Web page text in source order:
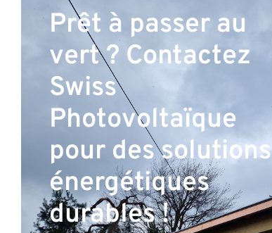
Prêt à passer au
vert ? Contactez
Swiss
Photovoltaïque
pour des solutions
énergétiques
durables !